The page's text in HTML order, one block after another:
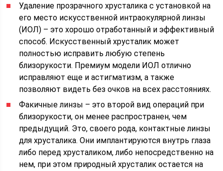
Удаление прозрачного хрусталика с установкой на
его место искусственной интраокулярной линзы
(ИОЛ) – это хорошо отработанный и эффективный
способ. Искусственный хрусталик может
полностью исправить любую степень
близорукости. Премиум модели ИОЛ отлично
исправляют еще и астигматизм, а также
позволяют видеть без очков на всех расстояниях.
Факичные линзы – это второй вид операций при
близорукости, он менее распространен, чем
предыдущий. Это, своего рода, контактные линзы
для хрусталика. Они имплантируются внутрь глаза
либо перед хрусталиком, либо непосредственно на
нем, при этом природный хрусталик остается на